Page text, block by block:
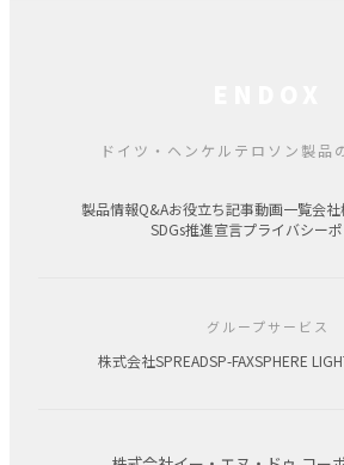
ドイツ・ヘンケルテロソン製品
製品情報Q&Aお役立ち記事動画一覧会社
SDGs推進宣言プライバシー
グループサービス
株式会社SPREADSP-FAXSPHERE